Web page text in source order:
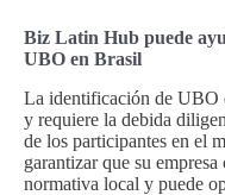
Biz Latin Hub puede
UBO en Brasil
La identificación de UBO
y requiere la debida
de los participantes en el
garantizar que su
normativa local y puede